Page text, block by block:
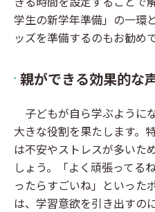
学生の新学年準備」の一環
ッズを準備するのもお勧めで
親ができる効果的な
子どもが自ら学ぶように
大きな役割を果たします。
は不安やストレスが多いた
しょう。「よく頑張ってる
ったらすごいね」といった
は、学習意欲を引き出すの